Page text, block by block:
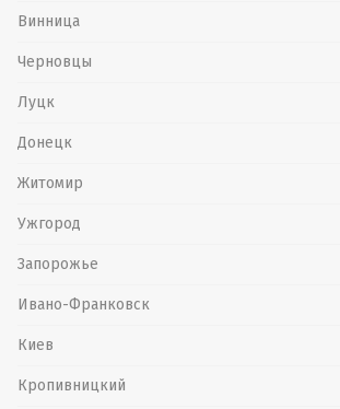
Винница
Черновцы
Луцк
Донецк
Житомир
Ужгород
Запорожье
Ивано-Франковск
Киев
Кропивницкий